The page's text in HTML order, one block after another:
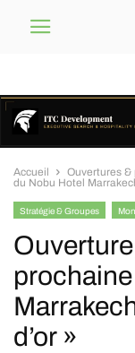
Accueil Ouvertures &
du Nobu Hotel
Stratégie & Groupes
d’or »